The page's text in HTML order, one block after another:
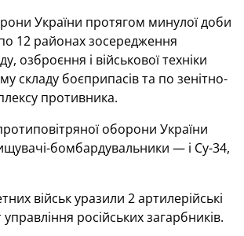
України протягом минулої доби
12 районах зосередження
озброєння і військової техніки
складу боєприпасів та по зенітно-
противника.
оборони України
бомбардувальники — і Су-34,
військ уразили 2 артилерійські
російських загарбників.